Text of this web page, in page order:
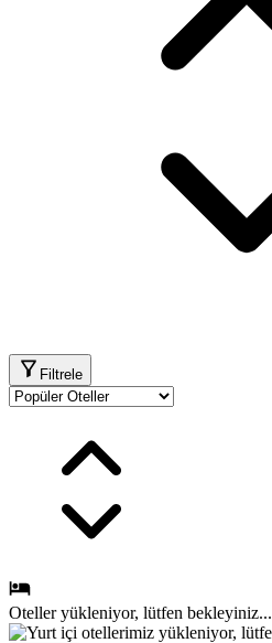
Filtrele
Otelleryükleniyor, lütfen bekleyiniz...